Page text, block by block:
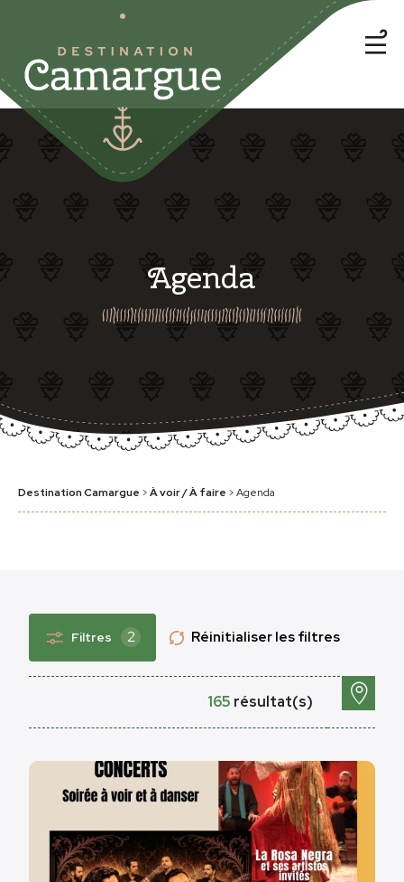
Agenda
Destination Camargue >À voir / À faire >Agenda
Filtres 2 Réinitialiser les filtres
165 résultat(s)